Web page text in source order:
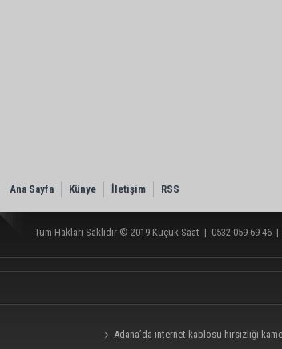
Ana Sayfa Künye İletişim RSS
Tüm Hakları Saklıdır © 2019 Küçük Saat | 0532 059 69 46 |
Adana’da internet kablosu hırsızlığı